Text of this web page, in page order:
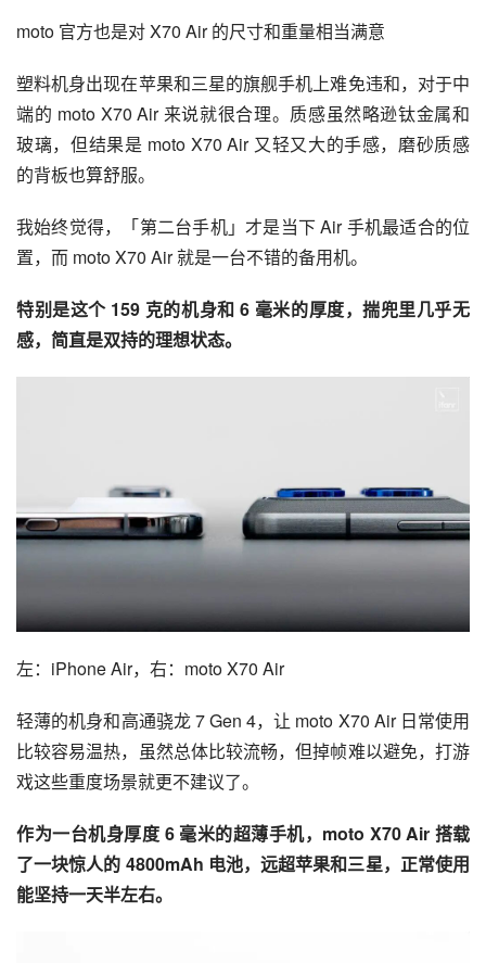
moto 官方也是对 X70 Air 的尺寸和重量相当满意
塑料机身出现在苹果和三星的旗舰手机上难免违和，对于中
端的 moto X70 Air 来说就很合理。质感虽然略逊钛金属和
玻璃，但结果是 moto X70 Air 又轻又大的手感，磨砂质感
的背板也算舒服。
我始终觉得，「第二台手机」才是当下 Air 手机最适合的位
置，而 moto X70 Air 就是一台不错的备用机。
特别是这个 159 克的机身和 6 毫米的厚度，揣兜里几乎无
感，简直是双持的理想状态。
左：iPhone Air，右：moto X70 Air
轻薄的机身和高通骁龙 7 Gen 4，让 moto X70 Air 日常使用
比较容易温热，虽然总体比较流畅，但掉帧难以避免，打游
戏这些重度场景就更不建议了。
作为一台机身厚度 6 毫米的超薄手机，moto X70 Air 搭载
了一块惊人的 4800mAh 电池，远超苹果和三星，正常使用
能坚持一天半左右。